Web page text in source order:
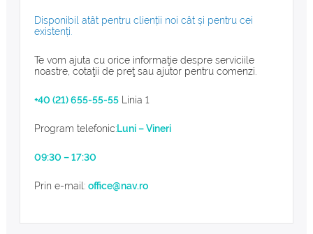
Disponibil atât pentru clienții noi cât și pentru cei
existenți.
Te vom ajuta cu orice informaţie despre serviciile
noastre, cotaţii de preţ sau ajutor pentru comenzi.
+40 (21) 655-55-55Linia 1
Program telefonic:Luni – Vineri
09:30 – 17:30
Prin e-mail: office@nav.ro